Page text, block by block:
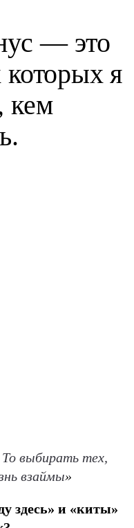
— это
которых я
кем
То выбирать тех,
взаймы»
здесь» и «киты»